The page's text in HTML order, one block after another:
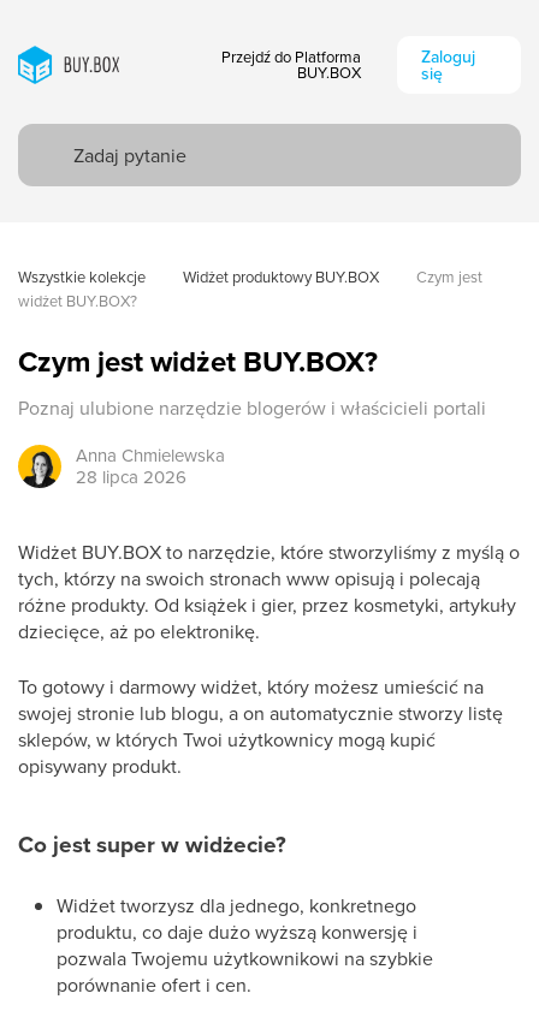
Przejdź do Platforma
BUY.BOX
Zaloguj
się
Wszystkie kolekcje Widżet produktowy BUY.BOX
Czym jest
widżet BUY.BOX?
Czym jest widżet BUY.BOX?
Poznaj ulubione narzędzie blogerów i właścicieli portali
Anna Chmielewska
28 lipca 2026
Widżet BUY.BOX to narzędzie, które stworzyliśmy z myślą o
tych, którzy na swoich stronach www opisują i polecają
różne produkty. Od książek i gier, przez kosmetyki, artykuły
dziecięce, aż po elektronikę.
To gotowy i darmowy widżet, który możesz umieścić na
swojej stronie lub blogu, a on automatycznie stworzy listę
sklepów, w których Twoi użytkownicy mogą kupić
opisywany produkt.
Co jest super w widżecie?
Widżet tworzysz dla jednego, konkretnego
produktu, co daje dużo wyższą konwersję i
pozwala Twojemu użytkownikowi na szybkie
porównanie ofert i cen.